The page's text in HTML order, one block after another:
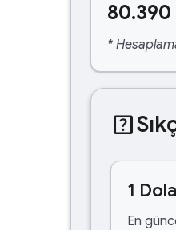
80.390
*
help_center
1
En